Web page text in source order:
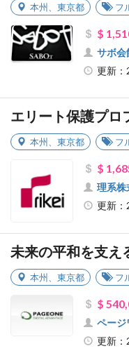
本州 東京都 フ
$
サボ会
更新：
エリート保護プロ
本州 東京都 フ
$
理系株
更新：
未来の平和を支え
本州 東京都 フ
$
ページ
更新：